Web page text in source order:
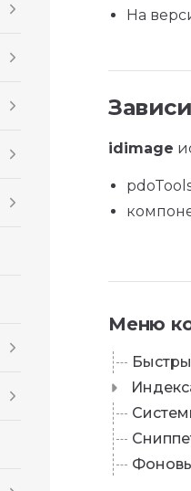
На
idimage
Меню